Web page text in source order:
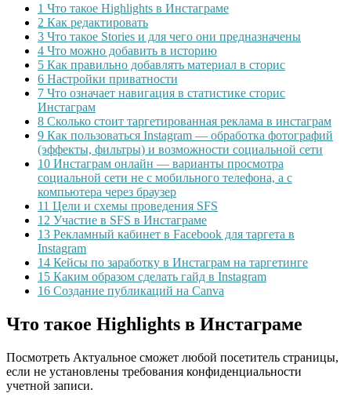
1 Что такое Highlights в Инстаграме
2 Как редактировать
3 Что такое Stories и для чего они предназначены
4 Что можно добавить в историю
5 Как правильно добавлять материал в сторис
6 Настройки приватности
7 Что означает навигация в статистике сторис
Инстаграм
8 Сколько стоит таргетированная реклама в инстаграм
9 Как пользоваться Instagram — обработка фотографий
(эффекты, фильтры) и возможности социальной сети
10 Инстаграм онлайн — варианты просмотра
социальной сети не с мобильного телефона, а с
компьютера через браузер
11 Цели и схемы проведения SFS
12 Участие в SFS в Инстаграме
13 Рекламный кабинет в Facebook для таргета в
Instagram
14 Кейсы по заработку в Инстаграм на таргетинге
15 Каким образом сделать гайд в Instagram
16 Создание публикаций на Canva
Что такое Highlights в Инстаграме
Посмотреть Актуальное сможет любой посетитель страницы,
если не установлены требования конфиденциальности
учетной записи.